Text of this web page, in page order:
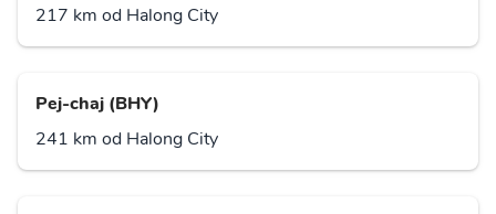
217 km od Halong City
Pej-chaj (BHY)
241 km od Halong City